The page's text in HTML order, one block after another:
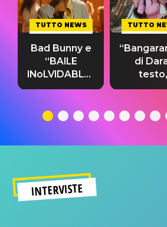
TUTTO NEWS
Bad Bunny e
“BAILE
INoLVIDABLE”:
testo,
significato
TUTTO
di
testo,
del
INTERVISTE